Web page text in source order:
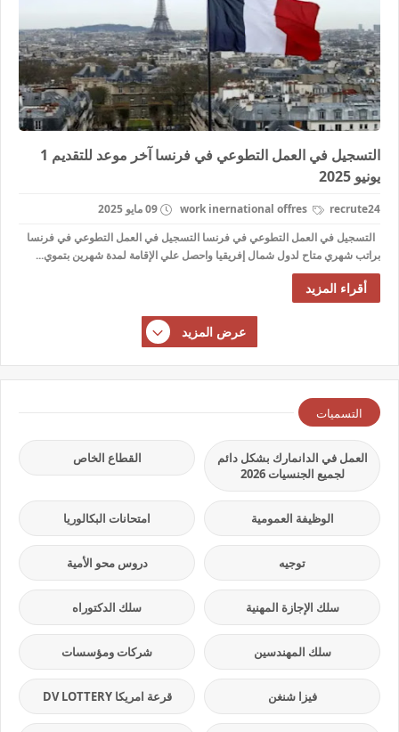
التسجيل في العمل التطوعي في فرنسا آخر موعد للتقديم 1
يونيو 2025
recrute24
09 مايو 2025
التسجيل في العمل التطوعي في فرنسا التسجيل في العمل التطوعي في فرنسا
براتب شهري متاح لدول شمال إفريقيا واحصل علي الإقامة لمدة شهرين بتموي...
أقراء المزيد
عرض المزيد
التسميات
العمل في الدانمارك بشكل دائم
لجميع الجنسيات 2026
القطاع الخاص
الوظيفة العمومية امتحانات البكالوريا
توجيه دروس محو الأمية
سلك الإجازة المهنية سلك الدكتوراه
سلك المهندسين شركات ومؤسسات
فيزا شنغن قرعة امريكا DV LOTTERY